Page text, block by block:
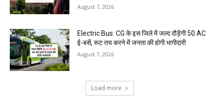
August 7, 2026
Electric Bus: CG के इस जिले में जल्द दौड़ेंगी 50 AC
ई-बसें, रूट तय करने में जनता की होगी भागीदारी
August 7, 2026
Load more